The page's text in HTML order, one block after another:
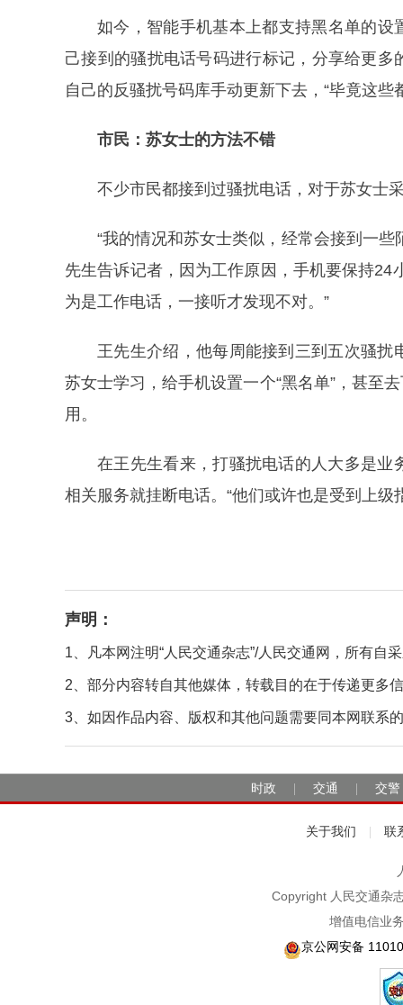
如今，智能手机基本上都支持黑名单的设
己接到的骚扰电话号码进行标记，分享给更
自己的反骚扰号码库手动更新下去，“毕竟这
市民：苏女士的方法不错
不少市民都接到过骚扰电话，对于苏女士
“我的情况和苏女士类似，经常会接到一
先生告诉记者，因为工作原因，手机要保持24
为是工作电话，一接听才发现不对。”
王先生介绍，他每周能接到三到五次骚扰
苏女士学习，给手机设置一个“黑名单”，甚至
用。
在王先生看来，打骚扰电话的人大多是
相关服务就挂断电话。“他们或许也是受到上
声明：
1、凡本网注明“人民交通杂志”/人民交通网，所有自
2、部分内容转自其他媒体，转载目的在于传递更多
3、如因作品内容、版权和其他问题需要同本网联系
时政 交通 交警
关于我们 联
Copyright 人民交通杂
增值电信业
京公网安备